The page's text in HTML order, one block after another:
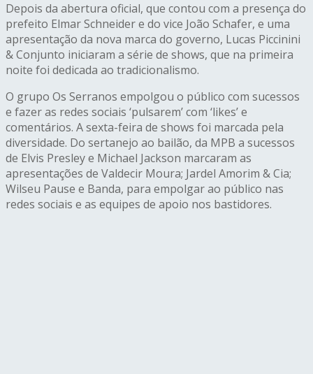
Depois da abertura oficial, que contou com a presença do
prefeito Elmar Schneider e do vice João Schafer, e uma
apresentação da nova marca do governo, Lucas Piccinini
& Conjunto iniciaram a série de shows, que na primeira
noite foi dedicada ao tradicionalismo.
O grupo Os Serranos empolgou o público com sucessos
e fazer as redes sociais ‘pulsarem’ com ‘likes’ e
comentários. A sexta-feira de shows foi marcada pela
diversidade. Do sertanejo ao bailão, da MPB a sucessos
de Elvis Presley e Michael Jackson marcaram as
apresentações de Valdecir Moura; Jardel Amorim & Cia;
Wilseu Pause e Banda, para empolgar ao público nas
redes sociais e as equipes de apoio nos bastidores.